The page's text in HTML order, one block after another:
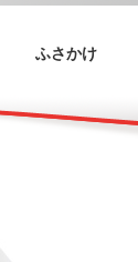
ふさかけ